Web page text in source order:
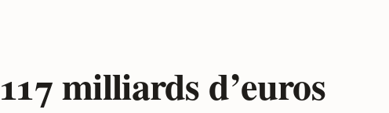
117 milliards d’euros